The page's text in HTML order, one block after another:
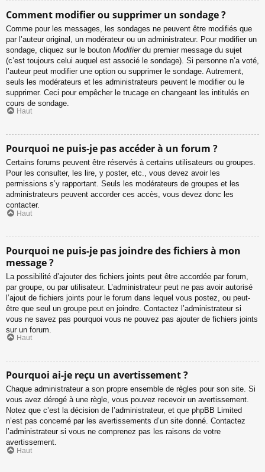
Comment modifier ou supprimer un sondage ?
Comme pour les messages, les sondages ne peuvent être modifiés que
par l’auteur original, un modérateur ou un administrateur. Pour modifier un
sondage, cliquez sur le bouton Modifierdu premier message du sujet
(c’est toujours celui auquel est associé le sondage). Si personne n’a voté,
l’auteur peut modifier une option ou supprimer le sondage. Autrement,
seuls les modérateurs et les administrateurs peuvent le modifier ou le
supprimer. Ceci pour empêcher le trucage en changeant les intitulés en
cours de sondage.
Haut
Pourquoi ne puis-je pas accéder à un forum ?
Certains forums peuvent être réservés à certains utilisateurs ou groupes.
Pour les consulter, les lire, y poster, etc., vous devez avoir les
permissions s’y rapportant. Seuls les modérateurs de groupes et les
administrateurs peuvent accorder ces accès, vous devez donc les
contacter.
Haut
Pourquoi ne puis-je pas joindre des fichiers à mon
message ?
La possibilité d’ajouter des fichiers joints peut être accordée par forum,
par groupe, ou par utilisateur. L’administrateur peut ne pas avoir autorisé
l’ajout de fichiers joints pour le forum dans lequel vous postez, ou peut-
être que seul un groupe peut en joindre. Contactez l’administrateur si
vous ne savez pas pourquoi vous ne pouvez pas ajouter de fichiers joints
sur un forum.
Haut
Pourquoi ai-je reçu un avertissement ?
Chaque administrateur a son propre ensemble de règles pour son site. Si
vous avez dérogé à une règle, vous pouvez recevoir un avertissement.
Notez que c’est la décision de l’administrateur, et que phpBB Limited
n’est pas concerné par les avertissements d’un site donné. Contactez
l’administrateur si vous ne comprenez pas les raisons de votre
avertissement.
Haut